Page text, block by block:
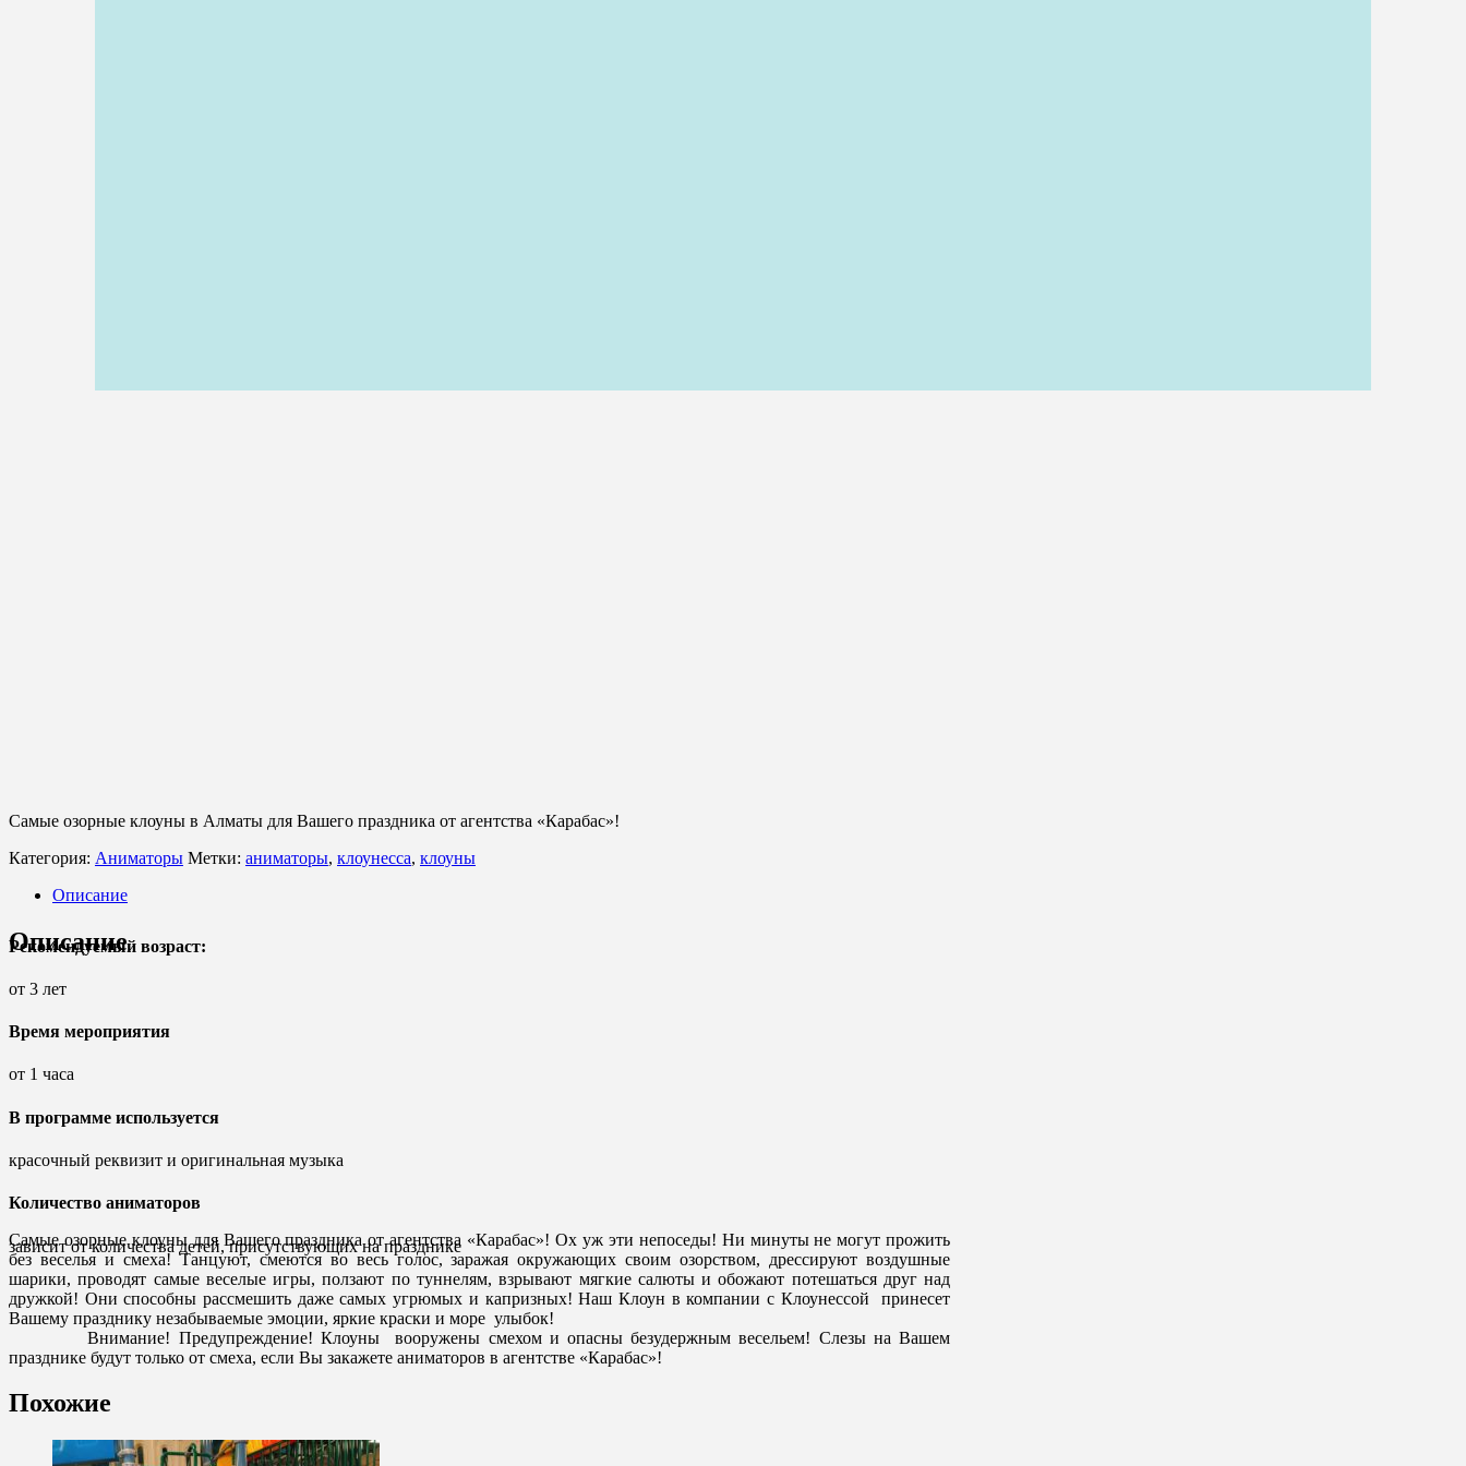
Самые озорные клоуны в Алматы для Вашего праздника от агентства «Карабас»!
Категория: Аниматоры Метки: аниматоры, клоунесса, клоуны
Описание
Описание
Рекомендуемый возраст:
от 3 лет
Время мероприятия
от 1 часа
В программе используется
красочный реквизит и оригинальная музыка
Количество аниматоров
зависит от количества детей, присутствующих на празднике
Самые озорные клоуны для Вашего праздника от агентства «Карабас»! Ох уж эти непоседы! Ни минуты не могут прожить
без веселья и смеха! Танцуют, смеются во весь голос, заражая окружающих своим озорством, дрессируют воздушные
шарики, проводят самые веселые игры, ползают по туннелям, взрывают мягкие салюты и обожают потешаться друг над
дружкой! Они способны рассмешить даже самых угрюмых и капризных! Наш Клоун в компании с Клоунессой принесет
Вашему празднику незабываемые эмоции, яркие краски и море улыбок!
Внимание! Предупреждение! Клоуны вооружены смехом и опасны безудержным весельем! Слезы на Вашем
празднике будут только от смеха, если Вы закажете аниматоров в агентстве «Карабас»!
Похожие